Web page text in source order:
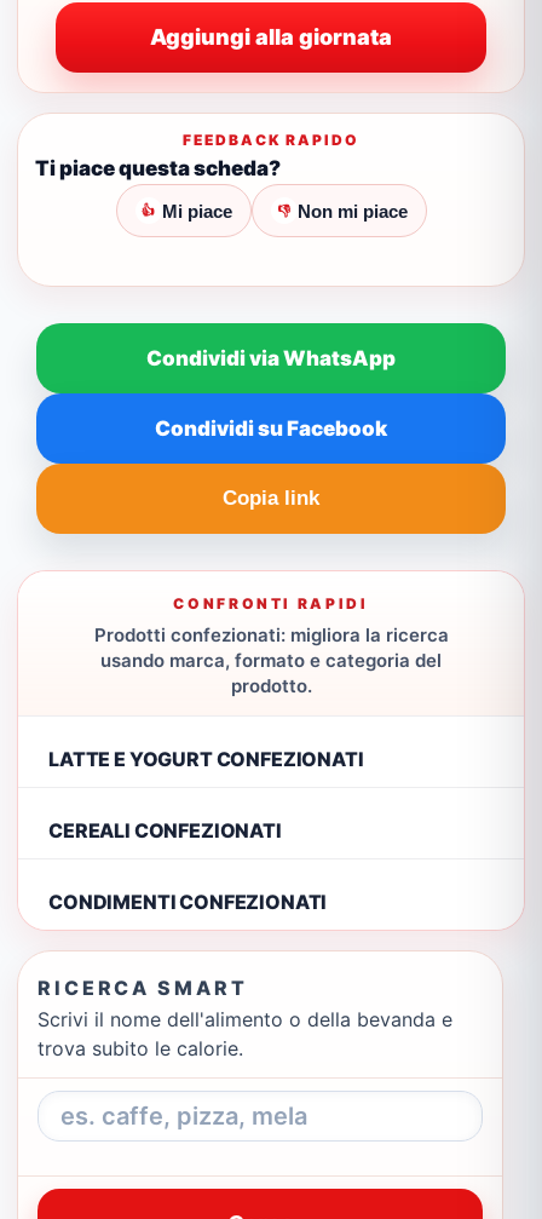
Aggiungi alla giornata
FEEDBACK RAPIDO
Ti piace questa scheda?
👍 Mi piace 👎 Non mi piace
Condividi via WhatsApp
Condividi su Facebook
Copia link
CONFRONTI RAPIDI
Prodotti confezionati: migliora la ricerca
usando marca, formato e categoria del
prodotto.
LATTE E YOGURT CONFEZIONATI
CEREALI CONFEZIONATI
CONDIMENTI CONFEZIONATI
RICERCA SMART
Scrivi il nome dell'alimento o della bevanda e
trova subito le calorie.